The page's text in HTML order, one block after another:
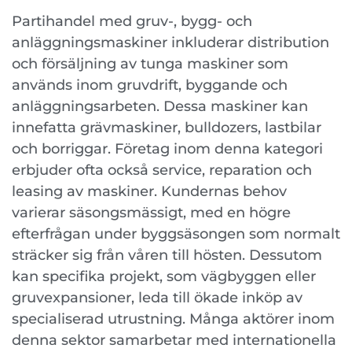
Partihandel med gruv-, bygg- och
anläggningsmaskiner inkluderar distribution
och försäljning av tunga maskiner som
används inom gruvdrift, byggande och
anläggningsarbeten. Dessa maskiner kan
innefatta grävmaskiner, bulldozers, lastbilar
och borriggar. Företag inom denna kategori
erbjuder ofta också service, reparation och
leasing av maskiner. Kundernas behov
varierar säsongsmässigt, med en högre
efterfrågan under byggsäsongen som normalt
sträcker sig från våren till hösten. Dessutom
kan specifika projekt, som vägbyggen eller
gruvexpansioner, leda till ökade inköp av
specialiserad utrustning. Många aktörer inom
denna sektor samarbetar med internationella